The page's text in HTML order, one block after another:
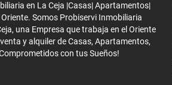
en La Ceja |Casas| Apartamentos|
Somos Probiservi Inmobiliaria
una Empresa que trabaja en el Oriente
y alquiler de Casas, Apartamentos,
con tus Sueños!